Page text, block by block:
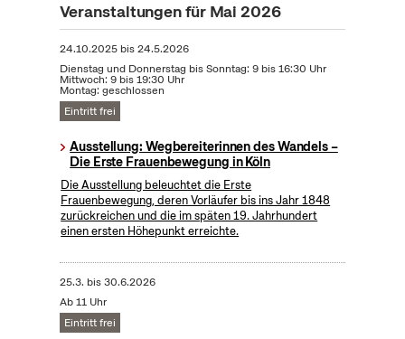
Veranstaltungen für Mai 2026
24.10.2025bis24.5.2026
Dienstag und Donnerstag bis Sonntag: 9 bis 16:30 Uhr
Mittwoch: 9 bis 19:30 Uhr
Montag: geschlossen
Eintritt frei
Ausstellung: Wegbereiterinnen des Wandels –
Die Erste Frauenbewegung in Köln
Die Ausstellung beleuchtet die Erste
Frauenbewegung, deren Vorläufer bis ins Jahr 1848
zurückreichen und die im späten 19. Jahrhundert
einen ersten Höhepunkt erreichte.
25.3. bis30.6.2026
Ab 11 Uhr
Eintritt frei